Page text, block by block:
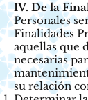
IV. De la
Personales
Finalidades
aquellas que
necesarias
su relación